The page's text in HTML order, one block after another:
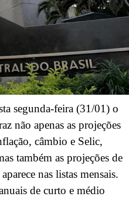
segunda-feira (31/01) o
não apenas as projeções
câmbio e Selic,
também as projeções de
nas listas mensais.
de curto e médio